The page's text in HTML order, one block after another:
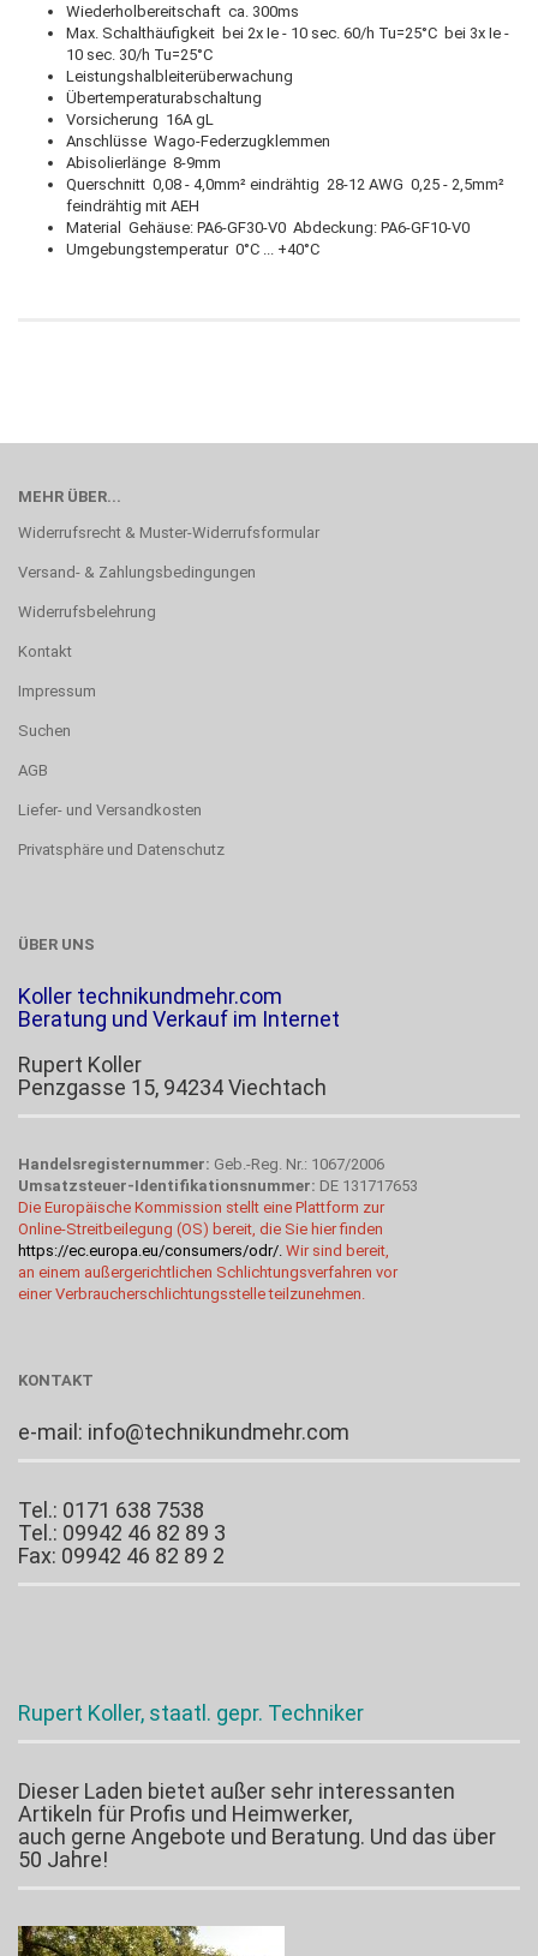
Wiederholbereitschaft ca. 300ms
Max. Schalthäufigkeit bei 2x Ie - 10 sec. 60/h Tu=25°C bei 3x Ie -
10 sec. 30/h Tu=25°C
Leistungshalbleiterüberwachung
Übertemperaturabschaltung
Vorsicherung 16A gL
Anschlüsse Wago-Federzugklemmen
Abisolierlänge 8-9mm
Querschnitt 0,08 - 4,0mm² eindrähtig 28-12 AWG 0,25 - 2,5mm²
feindrähtig mit AEH
Material Gehäuse: PA6-GF30-V0 Abdeckung: PA6-GF10-V0
Umgebungstemperatur 0°C ... +40°C
MEHR ÜBER...
Widerrufsrecht & Muster-Widerrufsformular
Versand- & Zahlungsbedingungen
Widerrufsbelehrung
Kontakt
Impressum
Suchen
AGB
Liefer- und Versandkosten
Privatsphäre und Datenschutz
ÜBER UNS
Koller technikundmehr.com
Beratung und Verkauf im Internet
Rupert Koller
Penzgasse 15, 94234 Viechtach
Handelsregisternummer: Geb.-Reg. Nr.: 1067/2006
Umsatzsteuer-Identifikationsnummer: DE 131717653
Die Europäische Kommission stellt eine Plattform zur
Online-Streitbeilegung (OS) bereit, die Sie hier finden
https://ec.europa.eu/consumers/odr/ Wir sind bereit,
an einem außergerichtlichen Schlichtungsverfahren vor
einer Verbraucherschlichtungsstelle teilzunehmen.
KONTAKT
e-mail: info@technikundmehr.com
Tel.: 0171 638 7538
Tel.: 09942 46 82 89 3
Fax: 09942 46 82 89 2
Rupert Koller, staatl. gepr. Techniker
Dieser Laden bietet außer sehr interessanten
Artikeln für Profis und Heimwerker,
auch gerne Angebote und Beratung. Und das über
50 Jahre!